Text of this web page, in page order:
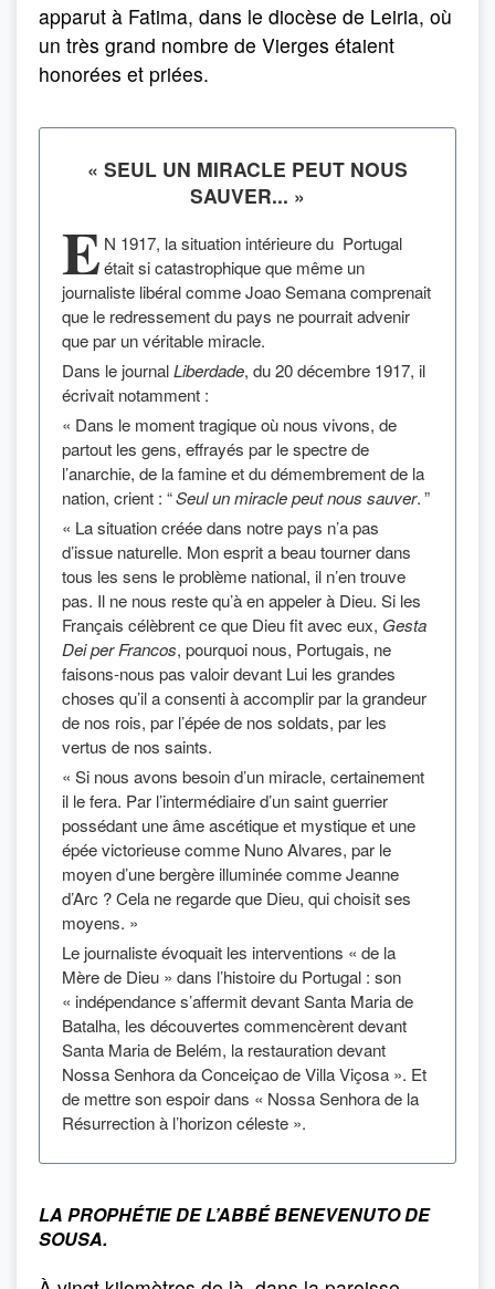
apparut à Fatima, dans le diocèse de Leiria, où
un très grand nombre de Vierges étaient
honorées et priées.
« SEUL UN MIRACLE PEUT NOUS
SAUVER... »
E N 1917, la situation intérieure du Portugal
était si catastrophique que même un
journaliste libéral comme Joao Semana comprenait
que le redressement du pays ne pourrait advenir
que par un véritable miracle.
Dans le journalLiberdade, du 20 décembre 1917, il
écrivait notamment :
« Dans le moment tragique où nous vivons, de
partout les gens, effrayés par le spectre de
l’anarchie, de la famine et du démembrement de la
nation, crient : “Seul un miracle peut nous sauver.”
« La situation créée dans notre pays n’a pas
d’issue naturelle. Mon esprit a beau tourner dans
tous les sens le problème national, il n’en trouve
pas. Il ne nous reste qu’à en appeler à Dieu. Si les
Français célèbrent ce que Dieu fit avec eux, Gesta
Dei per Francos, pourquoi nous, Portugais, ne
faisons-nous pas valoir devant Lui les grandes
choses qu’il a consenti à accomplir par la grandeur
de nos rois, par l’épée de nos soldats, par les
vertus de nos saints.
« Si nous avons besoin d’un miracle, certainement
il le fera. Par l’intermédiaire d’un saint guerrier
possédant une âme ascétique et mystique et une
épée victorieuse comme Nuno Alvares, par le
moyen d’une bergère illuminée comme Jeanne
d’Arc ? Cela ne regarde que Dieu, qui choisit ses
moyens. »
Le journaliste évoquait les interventions « de la
Mère de Dieu » dans l’histoire du Portugal : son
« indépendance s’affermit devant Santa Maria de
Batalha, les découvertes commencèrent devant
Santa Maria de Belém, la restauration devant
Nossa Senhora da Conceiçao de Villa Viçosa ». Et
de mettre son espoir dans « Nossa Senhora de la
Résurrection à l’horizon céleste ».
LA PROPHÉTIEDE L’ABBÉ BENEVENUTO DE
SOUSA.